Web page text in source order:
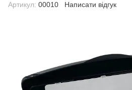
Артикул: 00010 Написати відгук